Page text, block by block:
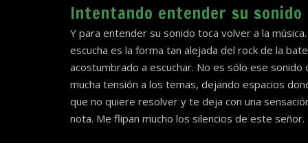
Intentando entender su sonido
Y para entender su sonido toca volver a la
escucha es la forma tan alejada del rock de la
acostumbrado a escuchar. No es sólo ese sonido
mucha tensión a los temas, dejando espacios
que no quiere resolver y te deja con una
nota. Me flipan mucho los silencios de este señor.